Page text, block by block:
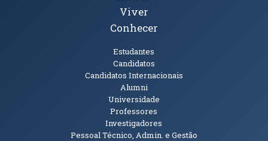
Viver
Conhecer
Estudantes
Candidatos
Candidatos Internacionais
Alumni
Universidade
Professores
Investigadores
Pessoal Técnico, Admin. e Gestão